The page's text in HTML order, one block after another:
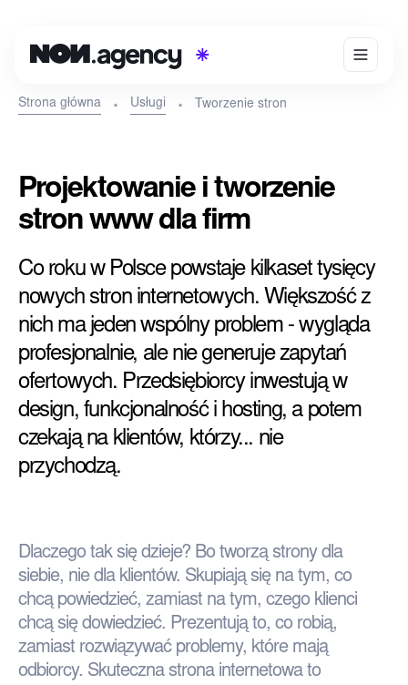
Strona główna Usługi Tworzenie stron
Projektowanie i tworzenie
stron www dla firm
Co roku w Polsce powstaje kilkaset tysięcy
nowych stron internetowych. Większość z
nich ma jeden wspólny problem - wygląda
profesjonalnie, ale nie generuje zapytań
ofertowych. Przedsiębiorcy inwestują w
design, funkcjonalność i hosting, a potem
czekają na klientów, którzy... nie
przychodzą.
Dlaczego tak się dzieje? Bo tworzą strony dla
siebie, nie dla klientów. Skupiają się na tym, co
chcą powiedzieć, zamiast na tym, czego klienci
chcą się dowiedzieć. Prezentują to, co robią,
zamiast rozwiązywać problemy, które mają
odbiorcy. Skuteczna strona internetowa to